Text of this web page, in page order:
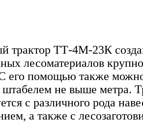
трактор ТТ-4М-23К
лесоматериалов
его помощью также
штабелем не выше метра.
с различного рода
а также с